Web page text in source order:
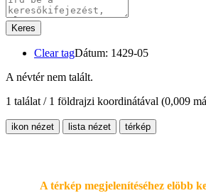
Keres
Clear tagDátum: 1429-05
A névtér nem talált.
1 találat / 1 földrajzi koordinátával (0,009
ikon nézet lista nézet térkép
A térkép megjelenítéséhez elöbb